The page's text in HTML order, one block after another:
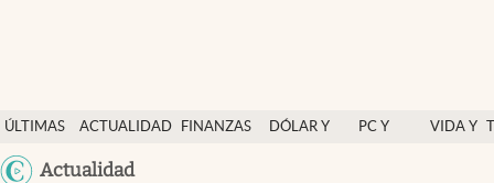
ÚLTIMAS
NOTICIAS
ACTUALIDAD
FINANZAS
DÓLAR Y
PC Y
VIDA Y
Actualidad
Actualidad
Finanzas y economía